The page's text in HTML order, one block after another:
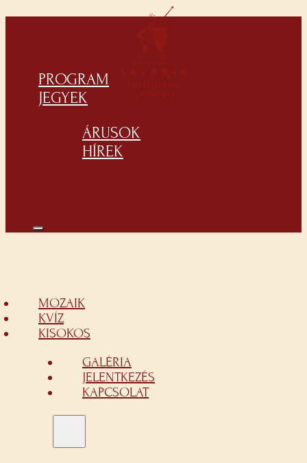
PROGRAM
JEGYEK
ÁRUSOK
HÍREK
MOZAIK
KVÍZ
KISOKOS
GALÉRIA
JELENTKEZÉS
KAPCSOLAT